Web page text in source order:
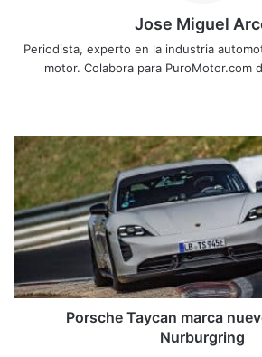
Jose Miguel
Periodista, experto en la industria
motor. Colabora para PuroMotor.com
Porsche
Taycan
marca
nuevo
record
en
Nurburgring
Porsche Taycan marca
Nurburgring